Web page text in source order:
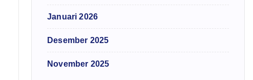
Januari 2026
Desember 2025
November 2025